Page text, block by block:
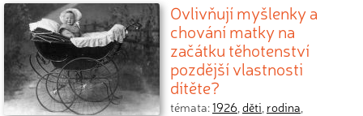
Ovlivňují myšlenky a
chování matky na
začátku těhotenství
pozdější vlastnosti
dítěte?
témata:1926,děti, rodina,